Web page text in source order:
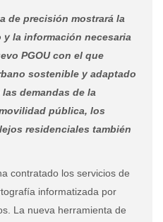
de precisión mostrará la
la información necesaria
PGOU con el que
sostenible y adaptado
demandas de la
pública, los
residenciales también
contratado los servicios de
informatizada por
La nueva herramienta de